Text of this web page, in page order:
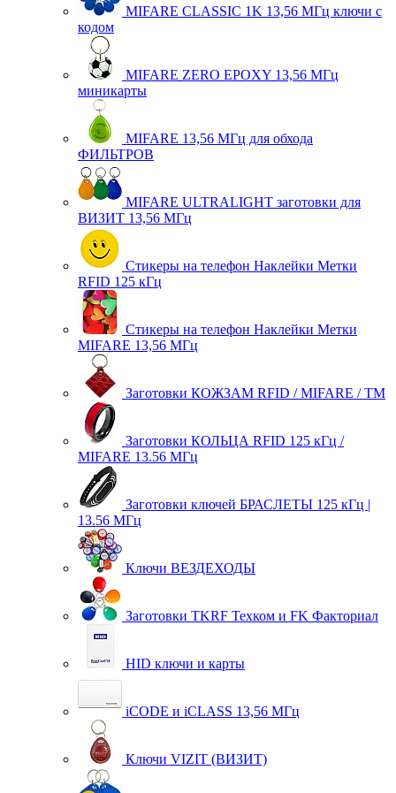
MIFARE CLASSIC 1K 13,56 МГц ключи с
кодом
MIFARE ZERO EPOXY 13,56 МГц
миникарты
MIFARE 13,56 МГц для обхода
ФИЛЬТРОВ
MIFARE ULTRALIGHT заготовки для
ВИЗИТ 13,56 МГц
Стикеры на телефон Наклейки Метки
RFID 125 кГц
Стикеры на телефон Наклейки Метки
MIFARE 13,56 МГц
Заготовки КОЖЗАМ RFID / MIFARE / TM
Заготовки КОЛЬЦА RFID 125 кГц /
MIFARE 13.56 МГц
Заготовки ключей БРАСЛЕТЫ 125 кГц |
13.56 МГц
Ключи ВЕЗДЕХОДЫ
Заготовки TKRF Техком и FK Факториал
HID ключи и карты
iCODE и iCLASS 13,56 МГц
Ключи VIZIT (ВИЗИТ)